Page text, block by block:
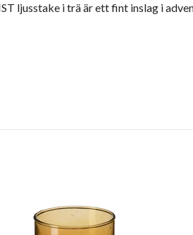
ljusstake i trä är ett fint inslag i